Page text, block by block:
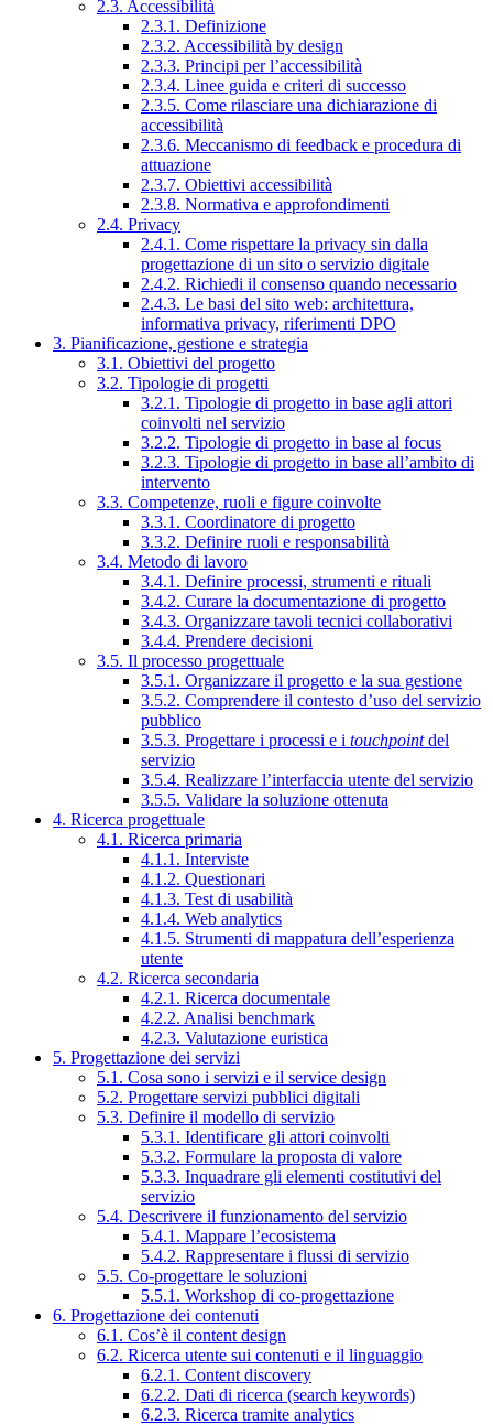
2.3. Accessibilità
2.3.1. Definizione
2.3.2. Accessibilità by design
2.3.3. Principi per l’accessibilità
2.3.4. Linee guida e criteri di successo
2.3.5. Come rilasciare una dichiarazione di
accessibilità
2.3.6. Meccanismo di feedback e procedura di
attuazione
2.3.7. Obiettivi accessibilità
2.3.8. Normativa e approfondimenti
2.4. Privacy
2.4.1. Come rispettare la privacy sin dalla
progettazione di un sito o servizio digitale
2.4.2. Richiedi il consenso quando necessario
2.4.3. Le basi del sito web: architettura,
informativa privacy, riferimenti DPO
3. Pianificazione, gestione e strategia
3.1. Obiettivi del progetto
3.2. Tipologie di progetti
3.2.1. Tipologie di progetto in base agli attori
coinvolti nel servizio
3.2.2. Tipologie di progetto in base al focus
3.2.3. Tipologie di progetto in base all’ambito di
intervento
3.3. Competenze, ruoli e figure coinvolte
3.3.1. Coordinatore di progetto
3.3.2. Definire ruoli e responsabilità
3.4. Metodo di lavoro
3.4.1. Definire processi, strumenti e rituali
3.4.2. Curare la documentazione di progetto
3.4.3. Organizzare tavoli tecnici collaborativi
3.4.4. Prendere decisioni
3.5. Il processo progettuale
3.5.1. Organizzare il progetto e la sua gestione
3.5.2. Comprendere il contesto d’uso del servizio
pubblico
3.5.3. Progettare i processi e i touchpointdel
servizio
3.5.4. Realizzare l’interfaccia utente del servizio
3.5.5. Validare la soluzione ottenuta
4. Ricerca progettuale
4.1. Ricerca primaria
4.1.1. Interviste
4.1.2. Questionari
4.1.3. Test di usabilità
4.1.4. Web analytics
4.1.5. Strumenti di mappatura dell’esperienza
utente
4.2. Ricerca secondaria
4.2.1. Ricerca documentale
4.2.2. Analisi benchmark
4.2.3. Valutazione euristica
5. Progettazione dei servizi
5.1. Cosa sono i servizi e il service design
5.2. Progettare servizi pubblici digitali
5.3. Definire il modello di servizio
5.3.1. Identificare gli attori coinvolti
5.3.2. Formulare la proposta di valore
5.3.3. Inquadrare gli elementi costitutivi del
servizio
5.4. Descrivere il funzionamento del servizio
5.4.1. Mappare l’ecosistema
5.4.2. Rappresentare i flussi di servizio
5.5. Co-progettare le soluzioni
5.5.1. Workshop di co-progettazione
6. Progettazione dei contenuti
6.1. Cos’è il content design
6.2. Ricerca utente sui contenuti e il linguaggio
6.2.1. Content discovery
6.2.2. Dati di ricerca (search keywords)
6.2.3. Ricerca tramite analytics